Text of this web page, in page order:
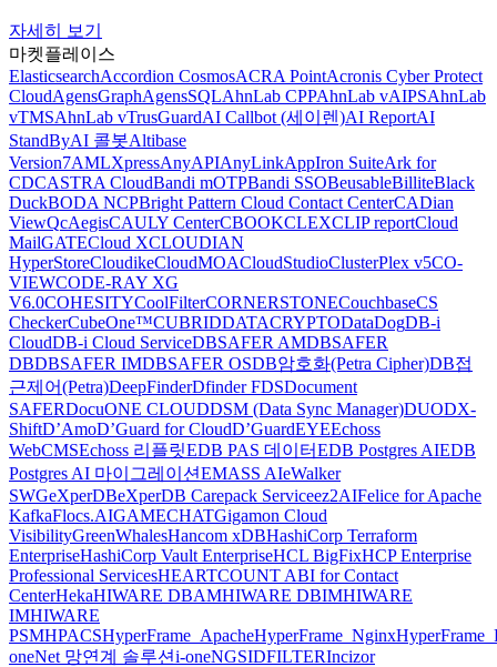
자세히 보기
마켓플레이스
ElasticsearchAccordion CosmosACRA PointAcronis Cyber Protect
CloudAgensGraphAgensSQLAhnLab CPPAhnLab vAIPSAhnLab
vTMSAhnLab vTrusGuardAI Callbot (세이렌)AI ReportAI
StandByAI 콜봇Altibase
Version7AMLXpressAnyAPIAnyLinkAppIron SuiteArk for
CDCASTRA CloudBandi mOTPBandi SSOBeusableBilliteBlack
DuckBODA NCPBright Pattern Cloud Contact CenterCADian
ViewQcAegisCAULY CenterCBOOKCLEXCLIP reportCloud
MailGATECloud XCLOUDIAN
HyperStoreCloudikeCloudMOACloudStudioClusterPlex v5CO-
VIEWCODE-RAY XG
V6.0COHESITYCoolFilterCORNERSTONECouchbaseCS
CheckerCubeOne™CUBRIDDATACRYPTODataDogDB-i
CloudDB-i Cloud ServiceDBSAFER AMDBSAFER
DBDBSAFER IMDBSAFER OSDB암호화(Petra Cipher)DB접
근제어(Petra)DeepFinderDfinder FDSDocument
SAFERDocuONE CLOUDDSM (Data Sync Manager)DUODX-
ShiftD’AmoD’Guard for CloudD’GuardEYEEchoss
WebCMSEchoss 리플릿EDB PAS 데이터EDB Postgres AIEDB
Postgres AI 마이그레이션EMASS AIeWalker
SWGeXperDBeXperDB Carepack Serviceez2AIFelice for Apache
KafkaFlocs.AIGAMECHATGigamon Cloud
VisibilityGreenWhalesHancom xDBHashiCorp Terraform
EnterpriseHashiCorp Vault EnterpriseHCL BigFixHCP Enterprise
Professional ServicesHEARTCOUNT ABI for Contact
CenterHekaHIWARE DBAMHIWARE DBIMHIWARE
IMHIWARE
PSMHPACSHyperFrame_ApacheHyperFrame_Nginx
oneNet 망연계 솔루션i-oneNGSIDFILTERIncizor